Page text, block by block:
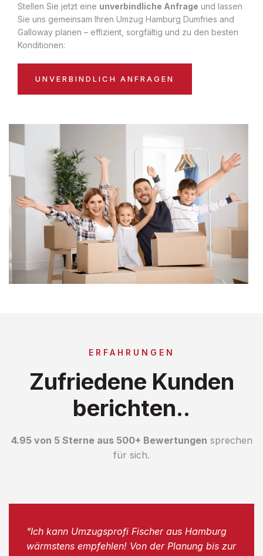
Stellen Sie jetzt eine unverbindliche Anfrage und lassen
Sie uns gemeinsam Ihren Umzug Hamburg Dumfries and
Galloway planen – effizient, sorgfältig und zu den besten
Konditionen:
UNVERBINDLICH ANFRAGEN
ERFAHRUNGEN
Zufriedene Kunden
berichten..
4.95 von 5 Sterne aus 500+ Bewertungen sprechen
für sich.
"Ich kann Umzugsprofi Fischer aus Hamburg
wärmstens empfehlen! Von der Planung bis zur